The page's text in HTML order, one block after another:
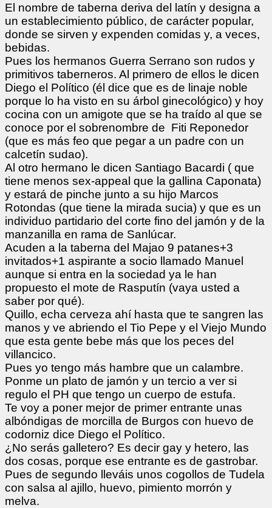
El nombre de taberna deriva del latín y designa a
un establecimiento público, de carácter popular,
donde se sirven y expenden comidas y, a veces,
bebidas.
Pues los hermanos Guerra Serrano son rudos y
primitivos taberneros. Al primero de ellos le dicen
Diego el Político (él dice que es de linaje noble
porque lo ha visto en su árbol ginecológico) y hoy
cocina con un amigote que se ha traído al que se
conoce por el sobrenombre de Fiti Reponedor
(que es más feo que pegar a un padre con un
calcetín sudao).
Al otro hermano le dicen Santiago Bacardi ( que
tiene menos sex-appeal que la gallina Caponata)
y estará de pinche junto a su hijo Marcos
Rotondas (que tiene la mirada sucia) y que es un
individuo partidario del corte fino del jamón y de la
manzanilla en rama de Sanlúcar.
Acuden a la taberna del Majao 9 patanes+3
invitados+1 aspirante a socio llamado Manuel
aunque si entra en la sociedad ya le han
propuesto el mote de Rasputín (vaya usted a
saber por qué).
Quillo, echa cerveza ahí hasta que te sangren las
manos y ve abriendo el Tio Pepe y el Viejo Mundo
que esta gente bebe más que los peces del
villancico.
Pues yo tengo más hambre que un calambre.
Ponme un plato de jamón y un tercio a ver si
regulo el PH que tengo un cuerpo de estufa.
Te voy a poner mejor de primer entrante unas
albóndigas de morcilla de Burgos con huevo de
codorniz dice Diego el Político.
¿No serás galletero? Es decir gay y hetero, las
dos cosas, porque ese entrante es de gastrobar.
Pues de segundo lleváis unos cogollos de Tudela
con salsa al ajillo, huevo, pimiento morrón y
melva.